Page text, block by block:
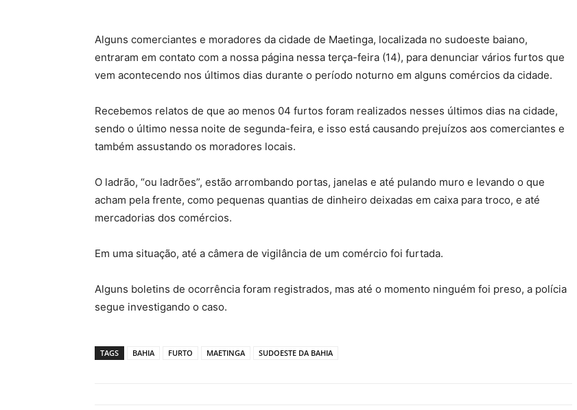
Alguns comerciantes e moradores da cidade de Maetinga, localizada no sudoeste baiano,
entraram em contato com a nossa página nessa terça-feira (14), para denunciar vários furtos que
vem acontecendo nos últimos dias durante o período noturno em alguns comércios da cidade.
Recebemos relatos de que ao menos 04 furtos foram realizados nesses últimos dias na cidade,
sendo o último nessa noite de segunda-feira, e isso está causando prejuízos aos comerciantes e
também assustando os moradores locais.
O ladrão, “ou ladrões”, estão arrombando portas, janelas e até pulando muro e levando o que
acham pela frente, como pequenas quantias de dinheiro deixadas em caixa para troco, e até
mercadorias dos comércios.
Em uma situação, até a câmera de vigilância de um comércio foi furtada.
Alguns boletins de ocorrência foram registrados, mas até o momento ninguém foi preso, a polícia
segue investigando o caso.
TAGS BAHIA FURTO MAETINGA SUDOESTE DA BAHIA